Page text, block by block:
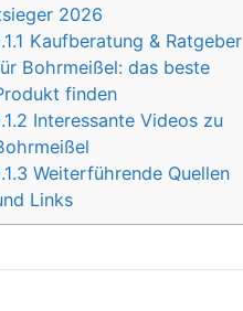
2026
Kaufberatung & Ratgeber
Bohrmeißel: das beste
finden
Interessante Videos zu
Weiterführende Quellen
Links